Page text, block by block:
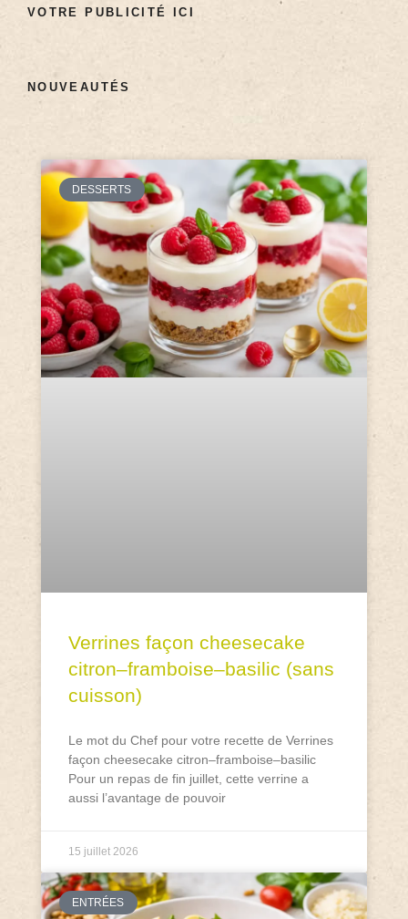
VOTRE PUBLICITÉ ICI
NOUVEAUTÉS
DESSERTS
Verrines façon cheesecake
citron–framboise–basilic (sans
cuisson)
Le mot du Chef pour votre recette de Verrines
façon cheesecake citron–framboise–basilic
Pour un repas de fin juillet, cette verrine a
aussi l’avantage de pouvoir
15 juillet 2026
ENTRÉES